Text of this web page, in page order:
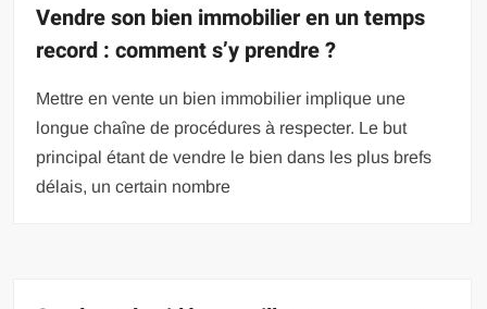
Vendre son bien immobilier en un temps
record : comment s’y prendre ?
Mettre en vente un bien immobilier implique une
longue chaîne de procédures à respecter. Le but
principal étant de vendre le bien dans les plus brefs
délais, un certain nombre